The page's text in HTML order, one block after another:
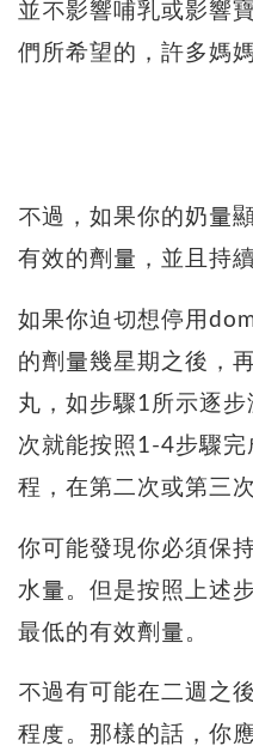
並不影響哺乳或影響
們所希望的，許多媽
不過，如果你的奶量
有效的劑量，並且持
如果你迫切想停用
的劑量幾星期之後，
丸，如步驟1所示逐
次就能按照1-4步驟
程，在第二次或第三
你可能發現你必須保
水量。但是按照上述
最低的有效劑量。
不過有可能在二週之
程度。那樣的話，你